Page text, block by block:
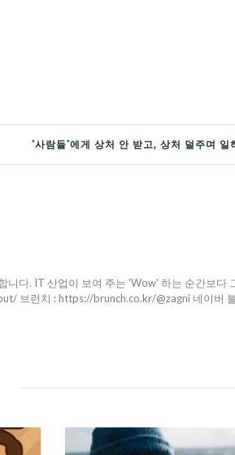
'사람들'에게 상처 안 받고, 상처 덜주며
니다. IT 산업이 보여 주는 'Wow' 하는 순간보다
브런치 : https://brunch.co.kr/@zagni 네이버